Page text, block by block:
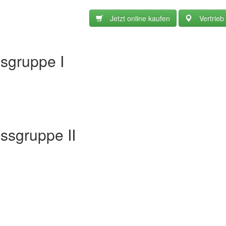
Jetzt online kaufen Vertrieb
I
II